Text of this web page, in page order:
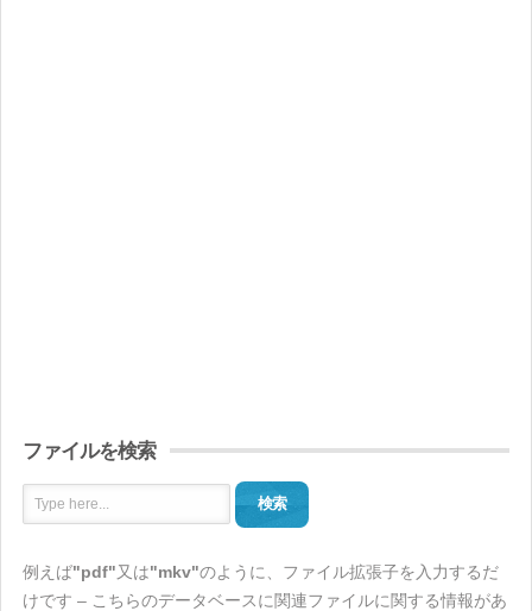
ファイルを検索
検索
例えば"pdf"又は"mkv"のように、ファイル拡張子を入力するだ
けです – こちらのデータベースに関連ファイルに関する情報があ